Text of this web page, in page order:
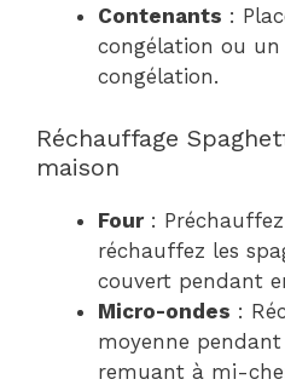
Contenants :
congélation ou
congélation.
Réchauffage
maison
Four:
réchauffez les
couvert pendant
Micro-ondes :
moyenne
remuant à mi-